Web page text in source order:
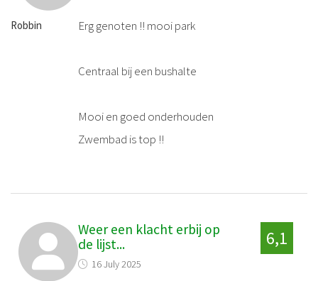
Robbin Erg genoten !! mooi park
Centraal bij een bushalte
Mooi en goed onderhouden
Zwembad is top !!
Weer een klacht erbij op
de lijst...
16 July 2025
6,1